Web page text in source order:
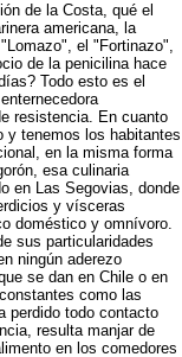
de la Costa, qué el
americana, la
el "Fortinazo",
de la penicilina hace
Todo esto es el
resistencia. En cuanto
y tenemos los habitantes
en la misma forma
esa culinaria
en Las Segovias, donde
y vísceras
doméstico y omnívoro.
sus particularidades
ningún aderezo
se dan en Chile o en
como las
perdido todo contacto
resulta manjar de
en los comedores